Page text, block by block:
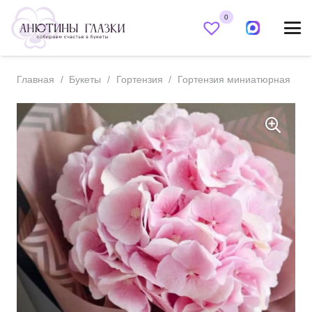
0
Главная / Букеты / Гортензия / Гортензия миниатюрная